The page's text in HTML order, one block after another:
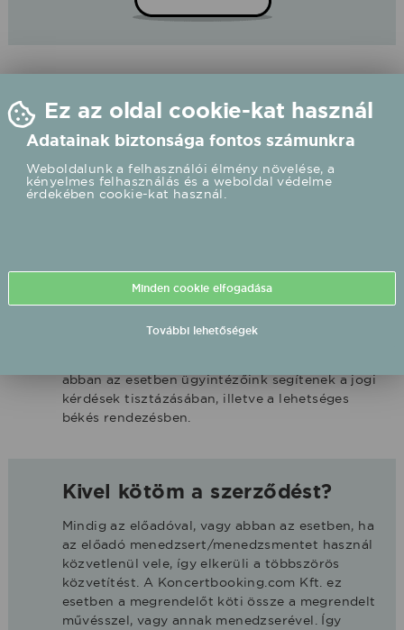
rendeznem?
A megállapodás Ön és a megrendelt előadó
cége között jön létre, így elsősorban a
szerződött partnerével kell a vitás ügyeit
abban az esetben ügyintézőink segítenek a jogi
kérdések tisztázásában, illetve a lehetséges
békés rendezésben.
Kivel kötöm a szerződést?
Mindig az előadóval, vagy abban az esetben, ha
az előadó menedzsert/menedzsmentet használ
közvetlenül vele, így elkerüli a többszörös
közvetítést. A Koncertbooking.com Kft. ez
esetben a megrendelőt köti össze a megrendelt
művésszel, vagy annak menedzserével. Így
Ez az oldal cookie-kat használ
Adatainak biztonsága fontos számunkra
Weboldalunk a felhasználói élmény növelése, a
kényelmes felhasználás és a weboldal védelme
érdekében cookie-kat használ.
Minden cookie elfogadása
További lehetőségek